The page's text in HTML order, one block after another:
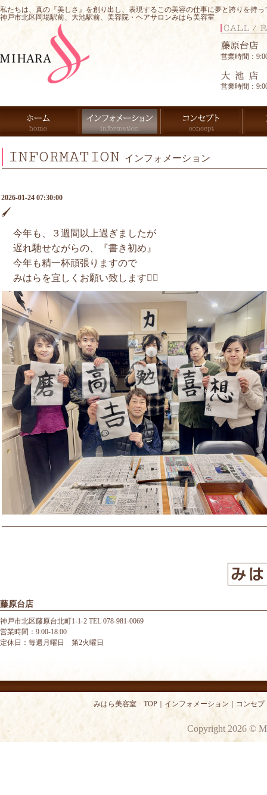
私たちは、真の『美しさ』を創り出し、表現するこの美容の仕事に夢と誇りを持
神戸市北区岡場駅前、大池駅前、美容院・ヘアサロンみはら美容室
営業時間：
営業時間：
INFORMATION インフォメーション
2026-01-24 07:30:00
🖌️
今年も、３週間以上過ぎましたが
遅れ馳せながらの、『書き初め』
今年も精一杯頑張りますので
みはらを宜しくお願い致します🙇‍♂️
藤原台店
神戸市北区藤原台北町1-1-2 TEL 078-981-0069
営業時間：9:00-18:00
定休日：毎週月曜日 第2火曜日
みはら美容室 TOP インフォメーション コンセプ
Copyright 2026 ©